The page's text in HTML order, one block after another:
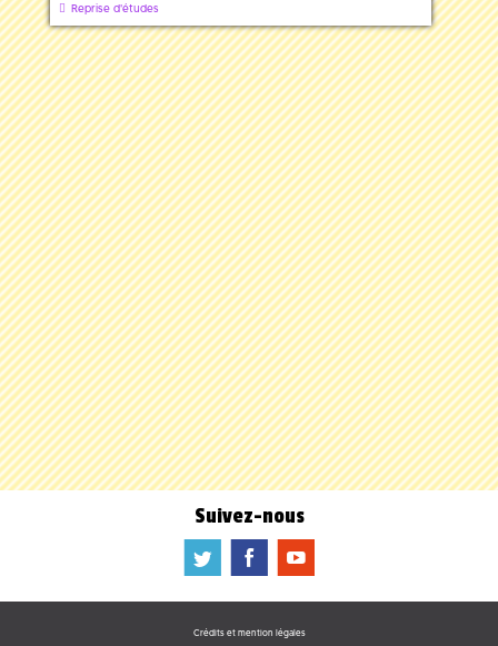
Reprise d'études
Suivez-nous
a b f
Crédits et mention légales